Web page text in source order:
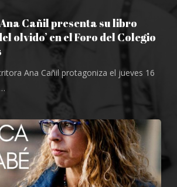
Cañil presenta su libro
olvido’ en el Foro del Colegio
Ana Cañil protagoniza el jueves 16